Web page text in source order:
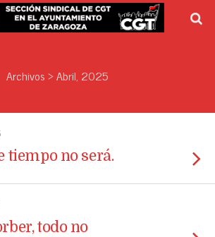
Archivos › Abril, 2025
tiempo no será.
todo no